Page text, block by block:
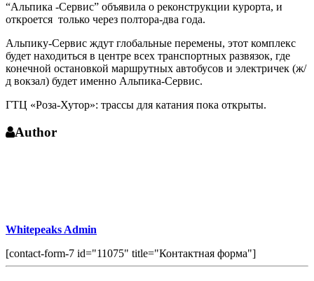
“Альпика -Сервис” объявила о реконструкции курорта, и
откроется только через полтора-два года.
Альпику-Сервис ждут глобальные перемены, этот комплекс
будет находиться в центре всех транспортных развязок, где
конечной остановкой маршрутных автобусов и электричек (ж/
д вокзал) будет именно Альпика-Сервис.
ГТЦ «Роза-Хутор»: трассы для катания пока открыты.
Author
Whitepeaks Admin
[contact-form-7 id="11075" title="Контактная форма"]